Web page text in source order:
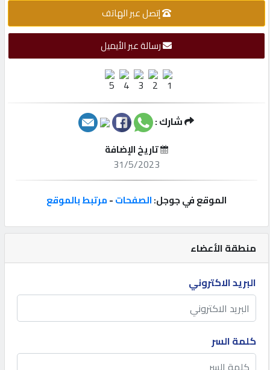
شركات
إعلانات
المنتدى
كيو
مزاد
نمبر
منطقة الأعضاء
البريد الاكتروني
كلمة السر
إتصل عبر الهاتف
رسالة عبر الأيميل
شارك :
تاريخ الإضافة
31/5/2023
الموقع في جوجل:الصفحات-مرتبط بالموقع